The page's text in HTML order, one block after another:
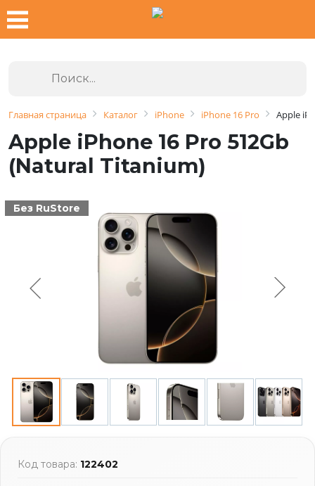
Главная страница Каталог iPhone iPhone 16 Pro Apple
Apple iPhone 16 Pro 512Gb
(Natural Titanium)
Без RuStore
Код товара: 122402